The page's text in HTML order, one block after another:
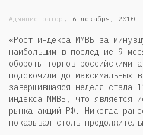
Администратор , 6 декабря, 2010
«Рост индекса ММВБ за
наибольшим в последние 9
обороты торгов российскими
подскочили до максимальных
завершившаяся неделя стала
индекса ММВБ, что является
рынка акций РФ. Никогда
показывал столь